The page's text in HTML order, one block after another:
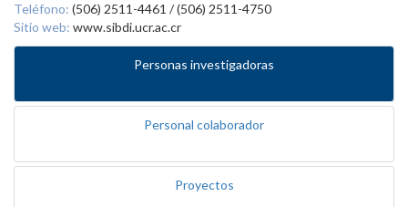
Teléfono: (506) 2511-4461 / (506) 2511-4750
Sitio web: www.sibdi.ucr.ac.cr
Personas investigadoras
Personal colaborador
Proyectos